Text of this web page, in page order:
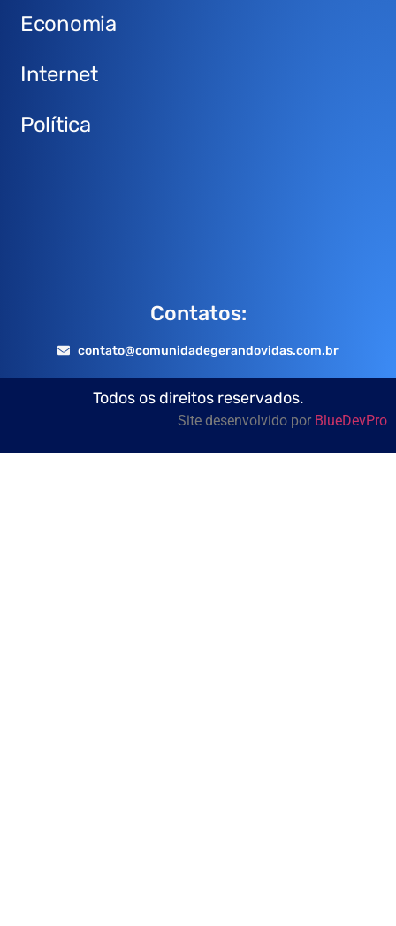
Economia
Internet
Política
Contatos:
contato@comunidadegerandovidas.com.br
Todos os direitos reservados.
Site desenvolvido por BlueDevPro